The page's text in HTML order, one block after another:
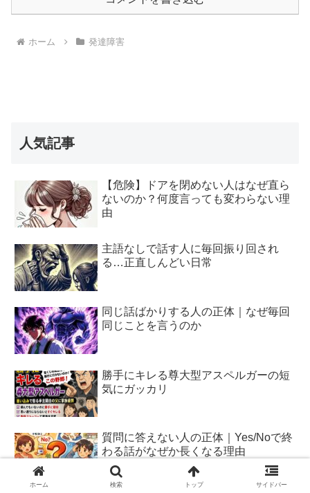
ホーム 発達障害
人気記事
【危険】ドアを閉めない人はなぜ直ら
ないのか？何度言っても変わらない理
由
主語なしで話す人に毎回振り回され
る…正直しんどい日常
同じ話ばかりする人の正体｜なぜ毎回
同じことを言うのか
勝手にキレる尊大型アスペルガーの短
気にガッカリ
質問に答えない人の正体｜Yes/Noで終
わる話がなぜか長くなる理由
ホーム 検索 トップ サイドバー